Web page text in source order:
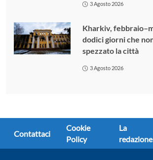
3 Agosto 2026
Kharkiv,
dodici giorni che
spezzato la città
3 Agosto 2026
Contattaci
Cookie
Policy
La
redazione